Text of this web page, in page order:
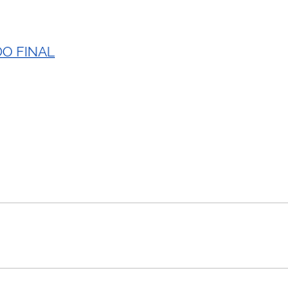
FINAL